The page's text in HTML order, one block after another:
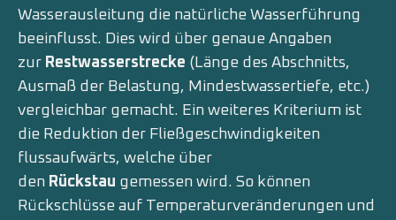
Wasserausleitung die natürliche Wasserführung
beeinflusst. Dies wird über genaue Angaben
zur Restwasserstrecke (Länge des Abschnitts,
Ausmaß der Belastung, Mindestwassertiefe, etc.)
vergleichbar gemacht. Ein weiteres Kriterium ist
die Reduktion der Fließgeschwindigkeiten
flussaufwärts, welche über
den Rückstau gemessen wird. So können
Rückschlüsse auf Temperaturveränderungen und